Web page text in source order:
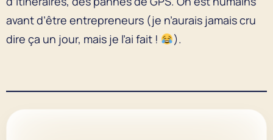
avant d’être entrepreneurs (je n’aurais jamais cru
dire ça un jour, mais je l’ai fait !
).